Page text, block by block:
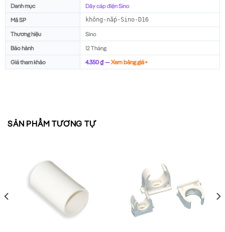
Danh mục
Dây cáp điện Sino
Mã SP
không-nắp-Sino-D16
Thương hiệu
Sino
Bảo hành
12 Tháng
Giá tham khảo
4.350 ₫ —Xem bảng giá ▸
SẢN PHẨM TƯƠNG TỰ